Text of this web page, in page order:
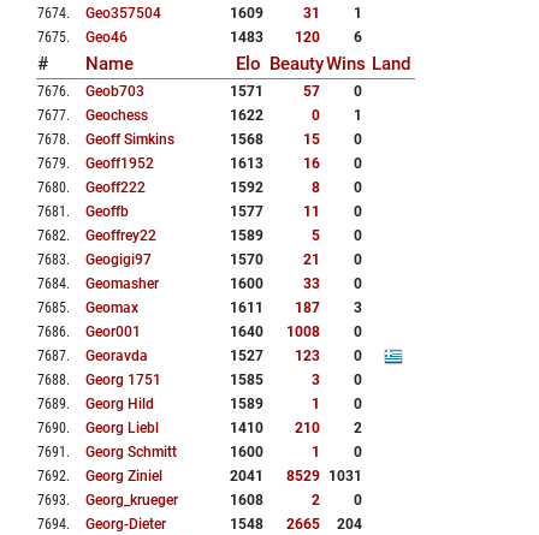
7674. Geo357504 1609 31
1
7675. Geo46 1483 120 6
# Name Elo BeautyWins Land
7676. Geob703 1571 57
0
7677. Geochess 1622 0
1
7678. Geoff Simkins 1568 15
0
7679. Geoff1952 1613 16
0
7680. Geoff222 1592 8
0
7681 . Geoffb 1577 11
0
7682. Geoffrey22 1589 5
0
7683. Geogigi97 1570 21
0
7684. Geomasher 1600 33
0
7685. Geomax 1611 187
3
7686. Geor001 1640 1008
0
7687. Georavda 1527 123
0
7688. Georg 1751 1585 3
0
7689. Georg Hild 1589 1
0
7690. Georg Liebl 1410 210
2
7691 . Georg Schmitt 1600 1
0
7692. Georg Ziniel 2041 8529 1031
7693. Georg_krueger 1608 2
0
7694. Georg-Dieter 1548 2665
204